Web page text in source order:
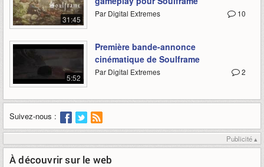
31:45
10
Par Digital Extremes
5:52
Première bande-annonce
cinématique de Soulframe
2
Par Digital Extremes
Suivez-nous :
Publicité ▴
À découvrir sur le web